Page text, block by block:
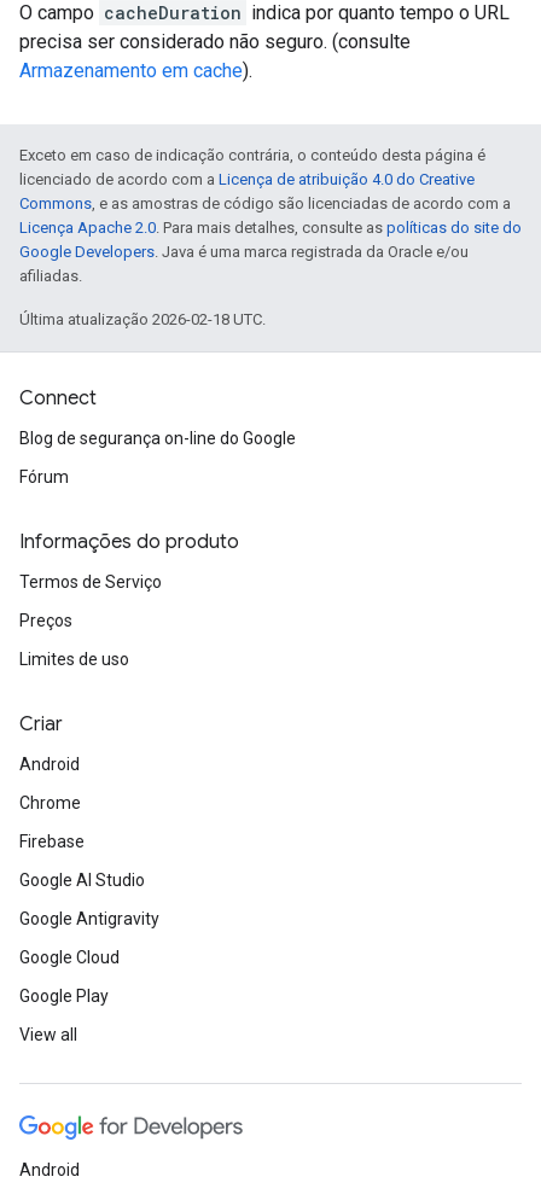
O campo cacheDuration indica por quanto tempo o URL
precisa ser considerado não seguro. (consulte
Armazenamento em cache).
Exceto em caso de indicação contrária, o conteúdo desta página é
licenciado de acordo com a Licença de atribuição 4.0 do Creative
Commons, e as amostras de código são licenciadas de acordo com a
Licença Apache 2.0. Para mais detalhes, consulte as políticas do site do
Google Developers. Java é uma marca registrada da Oracle e/ou
afiliadas.
Última atualização 2026-02-18 UTC.
Connect
Blog de segurança on-line do Google
Fórum
Informações do produto
Termos de Serviço
Preços
Limites de uso
Criar
Android
Chrome
Firebase
Google AI Studio
Google Antigravity
Google Cloud
Google Play
View all
Android